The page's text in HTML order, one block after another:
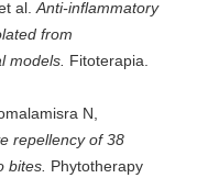
al. Anti-inflammatory
from
models. Fitoterapia.
N,
repellency of 38
bites. Phytotherapy